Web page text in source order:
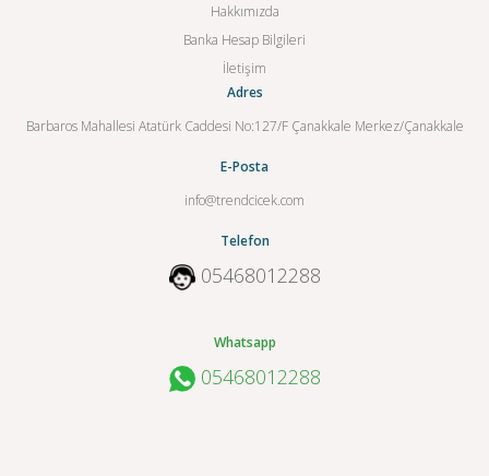
Hakkımızda
Banka Hesap Bilgileri
İletişim
Adres
Barbaros Mahallesi Atatürk Caddesi No:127/F Çanakkale Merkez/Çanakkale
E-Posta
info@trendcicek.com
Telefon
05468012288
Whatsapp
05468012288